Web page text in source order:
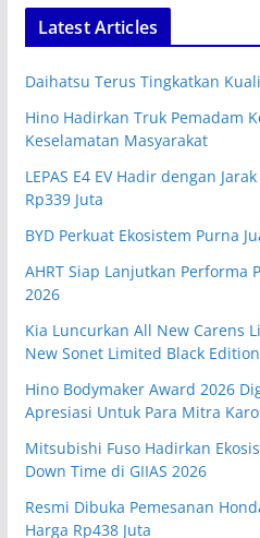
Latest Articles
Daihatsu Terus Tingkatkan
Hino Hadirkan Truk Pemadam
Keselamatan Masyarakat
LEPAS E4 EV Hadir dengan
Rp339 Juta
BYD Perkuat Ekosistem Purna
AHRT Siap Lanjutkan Performa
2026
Kia Luncurkan All New Carens
New Sonet Limited Black Edition
Hino Bodymaker Award 2026
Apresiasi Untuk Para Mitra
Mitsubishi Fuso Hadirkan
Down Time di GIIAS 2026
Resmi Dibuka Pemesanan
Harga Rp438 Juta